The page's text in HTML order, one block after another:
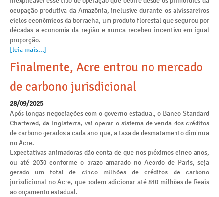
ocupação produtiva da Amazônia, inclusive durante os alvissareiros
ciclos econômicos da borracha, um produto florestal que segurou por
décadas a economia da região e nunca recebeu incentivo em igual
proporção.
[leia mais...]
Finalmente, Acre entrou no mercado
de carbono jurisdicional
28/09/2025
Após longas negociações com o governo estadual, o Banco Standard
Chartered, da Inglaterra, vai operar o sistema de venda dos créditos
de carbono gerados a cada ano que, a taxa de desmatamento diminua
no Acre.
Expectativas animadoras dão conta de que nos próximos cinco anos,
ou até 2030 conforme o prazo amarado no Acordo de Paris, seja
gerado um total de cinco milhões de créditos de carbono
jurisdicional no Acre, que podem adicionar até 810 milhões de Reais
ao orçamento estadual.